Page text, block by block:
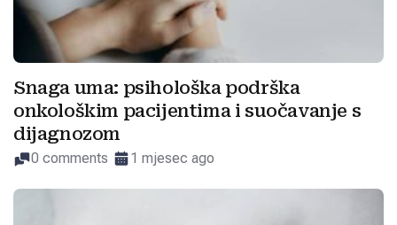
Snaga uma: psihološka podrška
onkološkim pacijentima i suočavanje s
dijagnozom
0 comments 1 mjesec ago